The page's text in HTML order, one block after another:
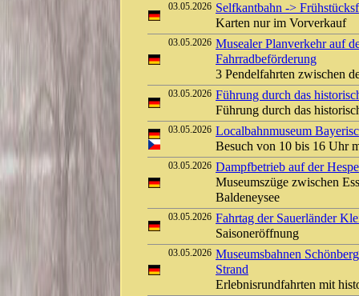
03.05.2026 Selfkantbahn ->
Karten nur im Vorverkauf
03.05.2026 Musealer Planverkehr auf
Fahrradbeförderung
3 Pendelfahrten zwischen
03.05.2026 Führung durch das
Führung durch das
03.05.2026 Localbahnmuseum
Besuch von 10 bis 16 Uhr
03.05.2026 Dampfbetrieb auf der
Museumszüge zwischen
Baldeneysee
03.05.2026 Fahrtag der Sauerländer
Saisoneröffnung
03.05.2026 Museumsbahnen
Strand
Erlebnisrundfahrten mit